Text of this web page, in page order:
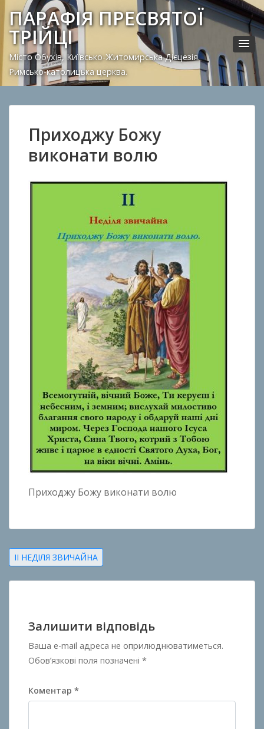
ПАРАФІЯ ПРЕСВЯТОЇ
ТРІЙЦІ
Місто Обухів, Київсько-Житомирська Дієцезія.
Римсько-католицька церква.
Приходжу Божу
виконати волю
Приходжу Божу виконати волю
Навігація
записів
II НЕДІЛЯ ЗВИЧАЙНА
Залишити відповідь
Ваша e-mail адреса не оприлюднюватиметься.
Обов’язкові поля позначені *
Коментар *